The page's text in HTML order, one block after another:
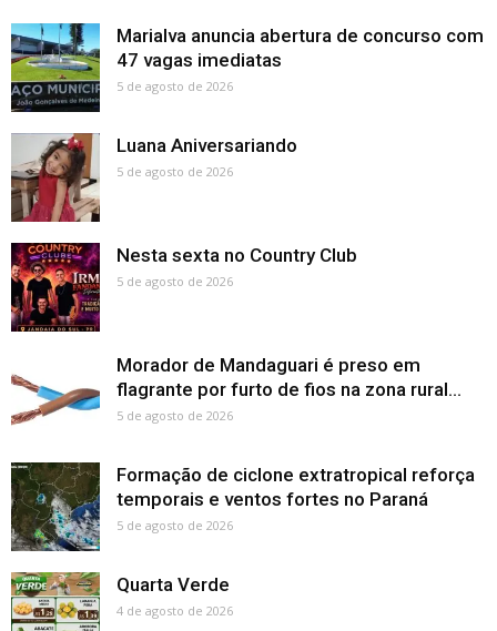
Marialva anuncia abertura de concurso com
47 vagas imediatas
5 de agosto de 2026
Luana Aniversariando
5 de agosto de 2026
Nesta sexta no Country Club
5 de agosto de 2026
Morador de Mandaguari é preso em
flagrante por furto de fios na zona rural...
5 de agosto de 2026
Formação de ciclone extratropical reforça
temporais e ventos fortes no Paraná
5 de agosto de 2026
Quarta Verde
4 de agosto de 2026